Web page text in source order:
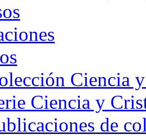
Ciencia
Ciencia y
de